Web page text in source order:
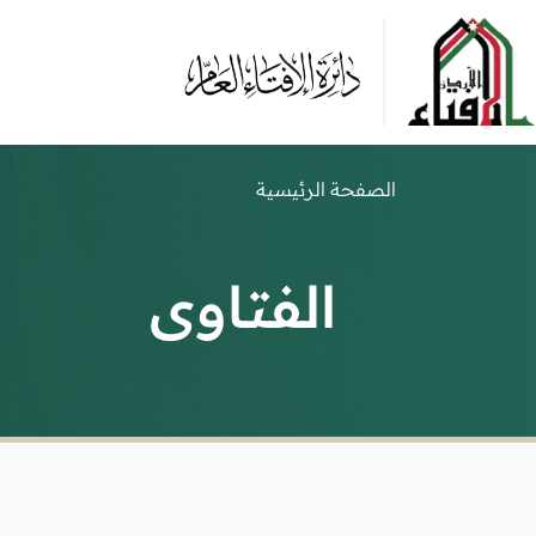
الصفحة الرئيسية
الفتاوى